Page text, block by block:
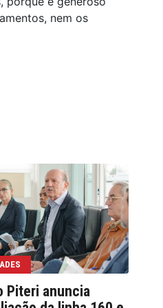
nem os
Piteri anuncia